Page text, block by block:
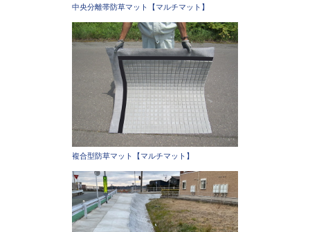
中央分離帯防草マット【マルチマット】
複合型防草マット【マルチマット】